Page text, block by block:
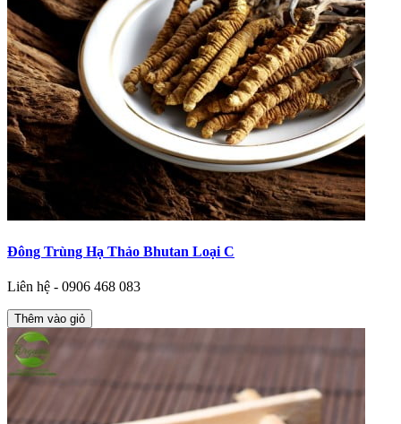
Đông Trùng Hạ Thảo Bhutan Loại C
Liên hệ - 0906 468 083
Thêm vào giỏ